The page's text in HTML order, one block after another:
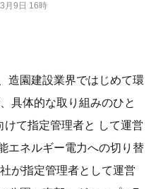
月9日 16時
造園建設業界ではじめて環
具体的な取り組みのひと
て指定管理者と して運営
エネルギー電力への切り替
が指定管理者として運営